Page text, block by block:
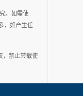
。如需使
，如产生任
，禁止转载使